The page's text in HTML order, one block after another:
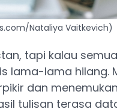
Nataliya Vaitkevich)
tapi kalau
lama-lama hilang.
dan
tulisan terasa